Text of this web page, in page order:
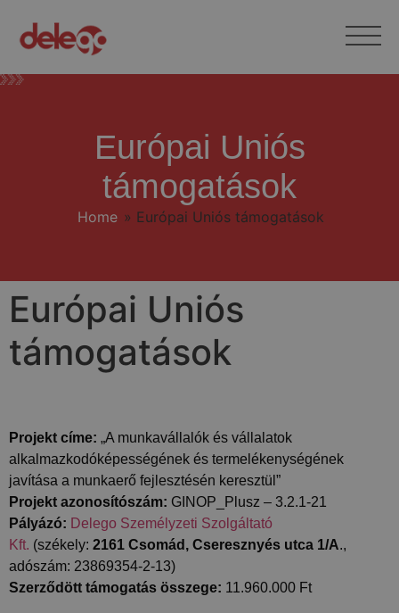
Európai Uniós
támogatások
Home » Európai Uniós támogatások
Európai Uniós
támogatások
Projekt címe: „A munkavállalók és vállalatok
alkalmazkodóképességének és termelékenységének
javítása a munkaerő fejlesztésén keresztül”
Projekt azonosítószám: GINOP_Plusz – 3.2.1-21
Pályázó: Delego Személyzeti Szolgáltató
Kft. (székely: 2161 Csomád, Cseresznyés utca 1/A.,
adószám: 23869354-2-13)
Szerződött támogatás összege: 11.960.000 Ft